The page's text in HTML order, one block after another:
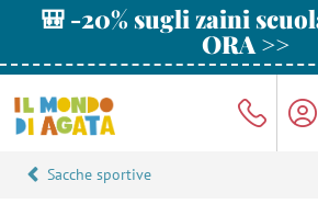
🎒 -20% sugli zaini
ORA >>
Sacche sportive